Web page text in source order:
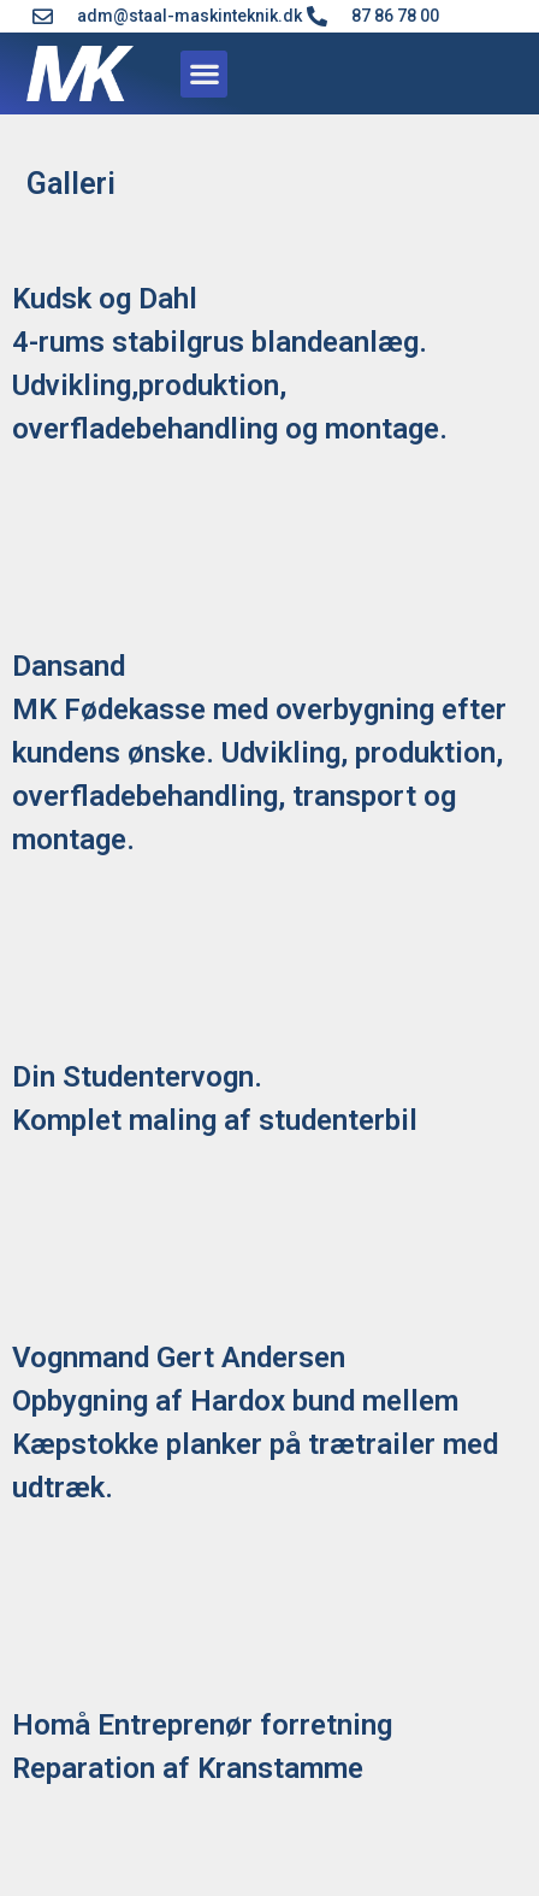
adm@staal-maskinteknik.dk 87 86 78 00
Galleri
Kudsk og Dahl
4-rums stabilgrus blandeanlæg.
Udvikling,produktion,
overfladebehandling og montage.
Dansand
MK Fødekasse med overbygning efter
kundens ønske. Udvikling, produktion,
overfladebehandling, transport og
montage.
Din Studentervogn.
Komplet maling af studenterbil
Vognmand Gert Andersen
Opbygning af Hardox bund mellem
Kæpstokke planker på trætrailer med
udtræk.
Homå Entreprenør forretning
Reparation af Kranstamme